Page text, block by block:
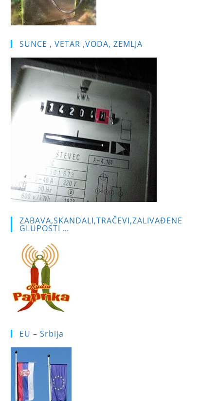
SUNCE , VETAR ,VODA, ZEMLJA
ZABAVA,SKANDALI,TRAČEVI,ZALIVAĐENE
GLUPOSTI …
EU – Srbija